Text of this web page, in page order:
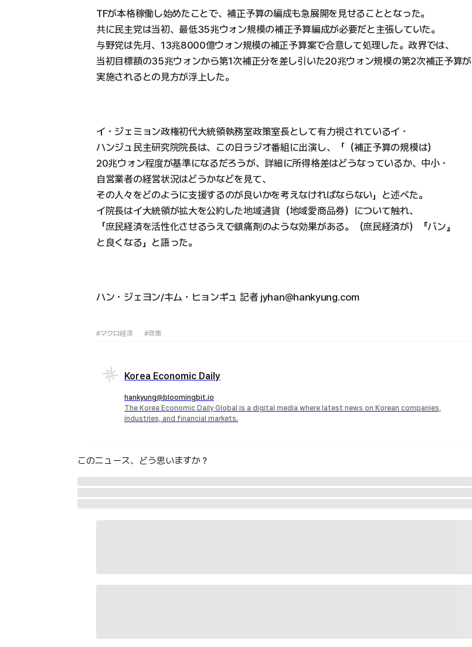
TFが本格稼働し始めたことで、補正予算の編成も急展開を見せることとなった。
共に民主党は当初、最低35兆ウォン規模の補正予算編成が必要だと主張していた。
与野党は先月、13兆8000億ウォン規模の補正予算案で合意して処理した。政界では、
当初目標額の35兆ウォンから第1次補正分を差し引いた20兆ウォン規模の第2次補正予算が
実施されるとの見方が浮上した。
イ・ジェミョン政権初代大統領執務室政策室長として有力視されているイ・
ハンジュ民主研究院院長は、この日ラジオ番組に出演し、「（補正予算の規模は）
20兆ウォン程度が基準になるだろうが、詳細に所得格差はどうなっているか、中小・
自営業者の経営状況はどうかなどを見て、
その人々をどのように支援するのが良いかを考えなければならない」と述べた。
イ院長はイ大統領が拡大を公約した地域通貨（地域愛商品券）について触れ、
「庶民経済を活性化させるうえで鎮痛剤のような効果がある。（庶民経済が）『バン』
と良くなる」と語った。
ハン・ジェヨン/キム・ヒョンギュ 記者 jyhan@hankyung.com
#マクロ経済 #政策
Korea Economic Daily
hankyung@bloomingbit.io
The Korea Economic Daily Global is a digital media where latest news on Korean companies,
industries, and financial markets.
このニュース、どう思いますか？